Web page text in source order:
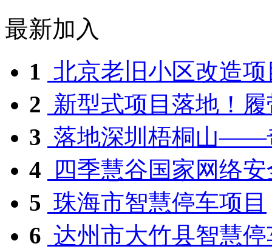
最新加入
1 北京老旧小区改造
2 新型式项目落地！
3 落地深圳梧桐山——
4
四季慧谷国家网络
5 珠海市智慧停车项目
6 达州市大竹县智慧